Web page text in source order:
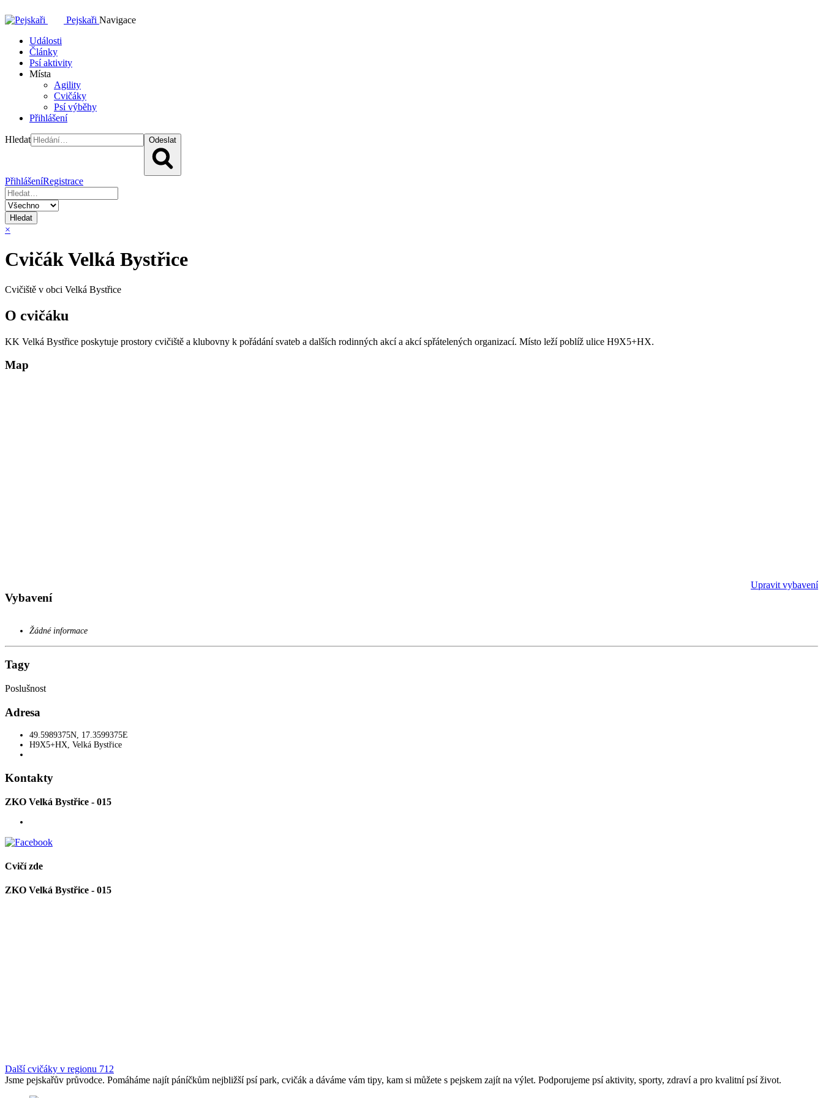
Pejskaři Navigace
Události
Články
Psí aktivity
Místa
Agility
Cvičáky
Psí výběhy
Přihlášení
Hledat Odeslat
PřihlášeníRegistrace
Hledat
×
Cvičák Velká Bystřice
Cvičiště v obci Velká Bystřice
O cvičáku
KK Velká Bystřice poskytuje prostory cvičiště a klubovny k pořádání svateb a dalších rodinných akcí a akcí spřátelených organizací. Místo leží poblíž ulice H9X5+HX.
Map
Vybavení
Upravit vybavení
Žádné informace
Tagy
Poslušnost
Adresa
49.5989375N, 17.3599375E
H9X5+HX, Velká Bystřice
Kontakty
ZKO Velká Bystřice - 015
Cvičí zde
ZKO Velká Bystřice - 015
Další cvičáky v regionu 712
Jsme pejskařův průvodce. Pomáháme najít páníčkům nejbližší psí park, cvičák a dáváme vám tipy, kam si můžete s pejskem zajít na výlet. Podporujeme psí aktivity, sporty, zdraví a pro kvalitní psí život.